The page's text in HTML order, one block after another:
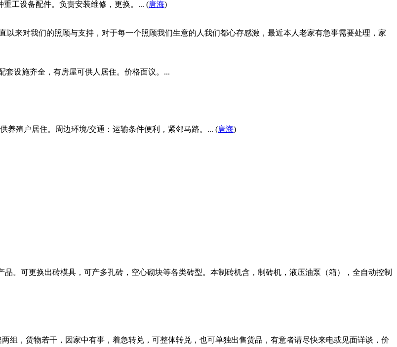
工设备配件。负责安装维修，更换。... (唐海)
来对我们的照顾与支持，对于每一个照顾我们生意的人我们都心存感激，最近本人老家有急事需要处理，家
套设施齐全，有房屋可供人居住。价格面议。...
养殖户居住。周边环境/交通：运输条件便利，紧邻马路。... (唐海)
。可更换出砖模具，可产多孔砖，空心砌块等各类砖型。本制砖机含，制砖机，液压油泵（箱），全自动控制
组，货物若干，因家中有事，着急转兑，可整体转兑，也可单独出售货品，有意者请尽快来电或见面详谈，价